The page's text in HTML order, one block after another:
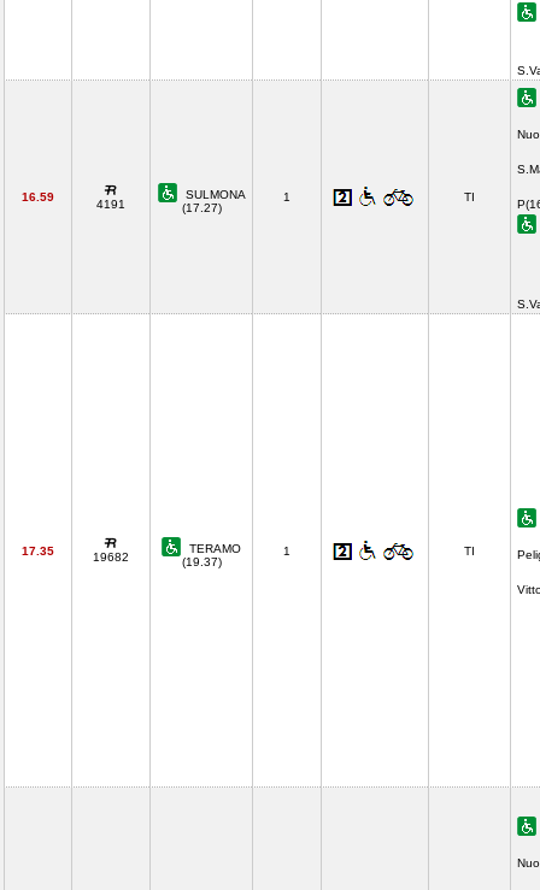
16.59
4191
SULMONA
(17.27)
1 TI
17.35 19682
TERAMO
(19.37)
1 TI